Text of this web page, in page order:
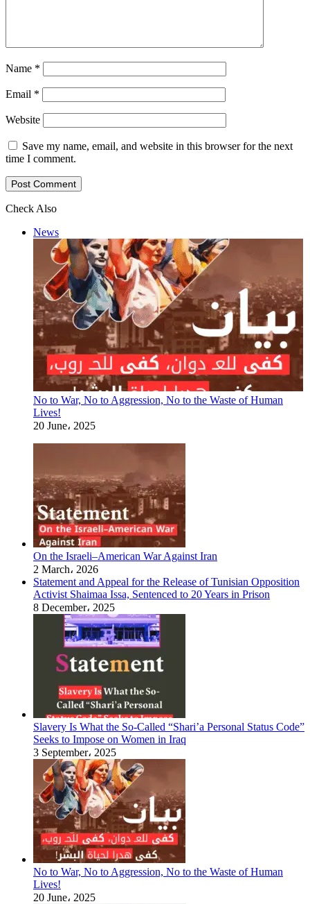
Name *
Email *
Website
Save my name, email, and website in this browser for the next
time I comment.
Check Also
News
No to War, No to Aggression, No to the Waste of Human
Lives!
20 June، 2025
On the Israeli–American War Against Iran
2 March، 2026
Statement and Appeal for the Release of Tunisian Opposition
Activist Shaimaa Issa, Sentenced to 20 Years in Prison
8 December، 2025
Slavery Is What the So-Called “Shari’a Personal Status Code”
Seeks to Impose on Women in Iraq
3 September، 2025
No to War, No to Aggression, No to the Waste of Human
Lives!
20 June، 2025